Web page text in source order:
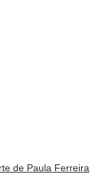
de Paula Ferreira